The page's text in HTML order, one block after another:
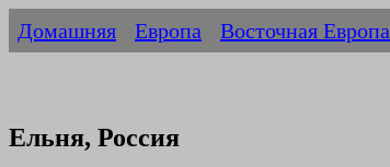
Домашняя Европа Восточная Европа
Ельня, Россия